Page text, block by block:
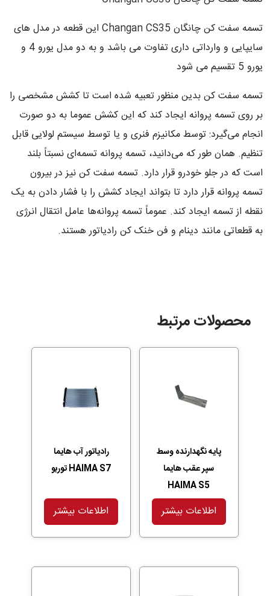
تسمه سفت کن چانگان Changan CS35 این قطعه در مدل های
سایپایی و وارداتی داری تفاوت می باشد و به دو مدل یورو 4 و
یورو 5 تقسیم می شود
تسمه سفت کن بدین منظور تعبیه شده است تا کشش مشخصی را
بر روی تسمه پروانه ایجاد کند که این کشش عموما به دو صورت
انجام می‌گیرد: توسط مکانیزم فنری و یا توسط سیستم لولایی قابل
تنظیم. همان طور که می‌دانید، تسمه پروانه تسمه‌ای نسبتاً بلند
است که در جلو خودرو قرار دارد. تسمه سفت کن نیز در بیرون
تسمه پروانه قرار دارد تا بتواند ایجاد کشش را با فشار دادن به یک
نقطه از تسمه ایجاد کند. عموماً تسمه پروانه‌ها عامل انتقال انرژی
به قطعاتی مانند دینام و فن خنک کن رادیاتور هستند.
محصولات مرتبط
پایه نگهدارنده وسط
سپر عقب هایما
HAIMA S5
اطلاعات بیشتر
رادیاتور آب هایما
HAIMA S7 توربو
اطلاعات بیشتر